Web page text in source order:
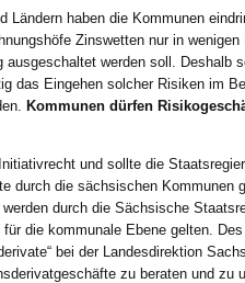
Ländern haben die Kommunen
Zinswetten nur in
ausgeschaltet werden soll. Deshalb
das Eingehen solcher Risiken im
Kommunen dürfen
und sollte die
durch die sächsischen Kommunen
durch die Sächsische
die kommunale Ebene gelten.
bei der Landesdirektion
zu beraten und zu